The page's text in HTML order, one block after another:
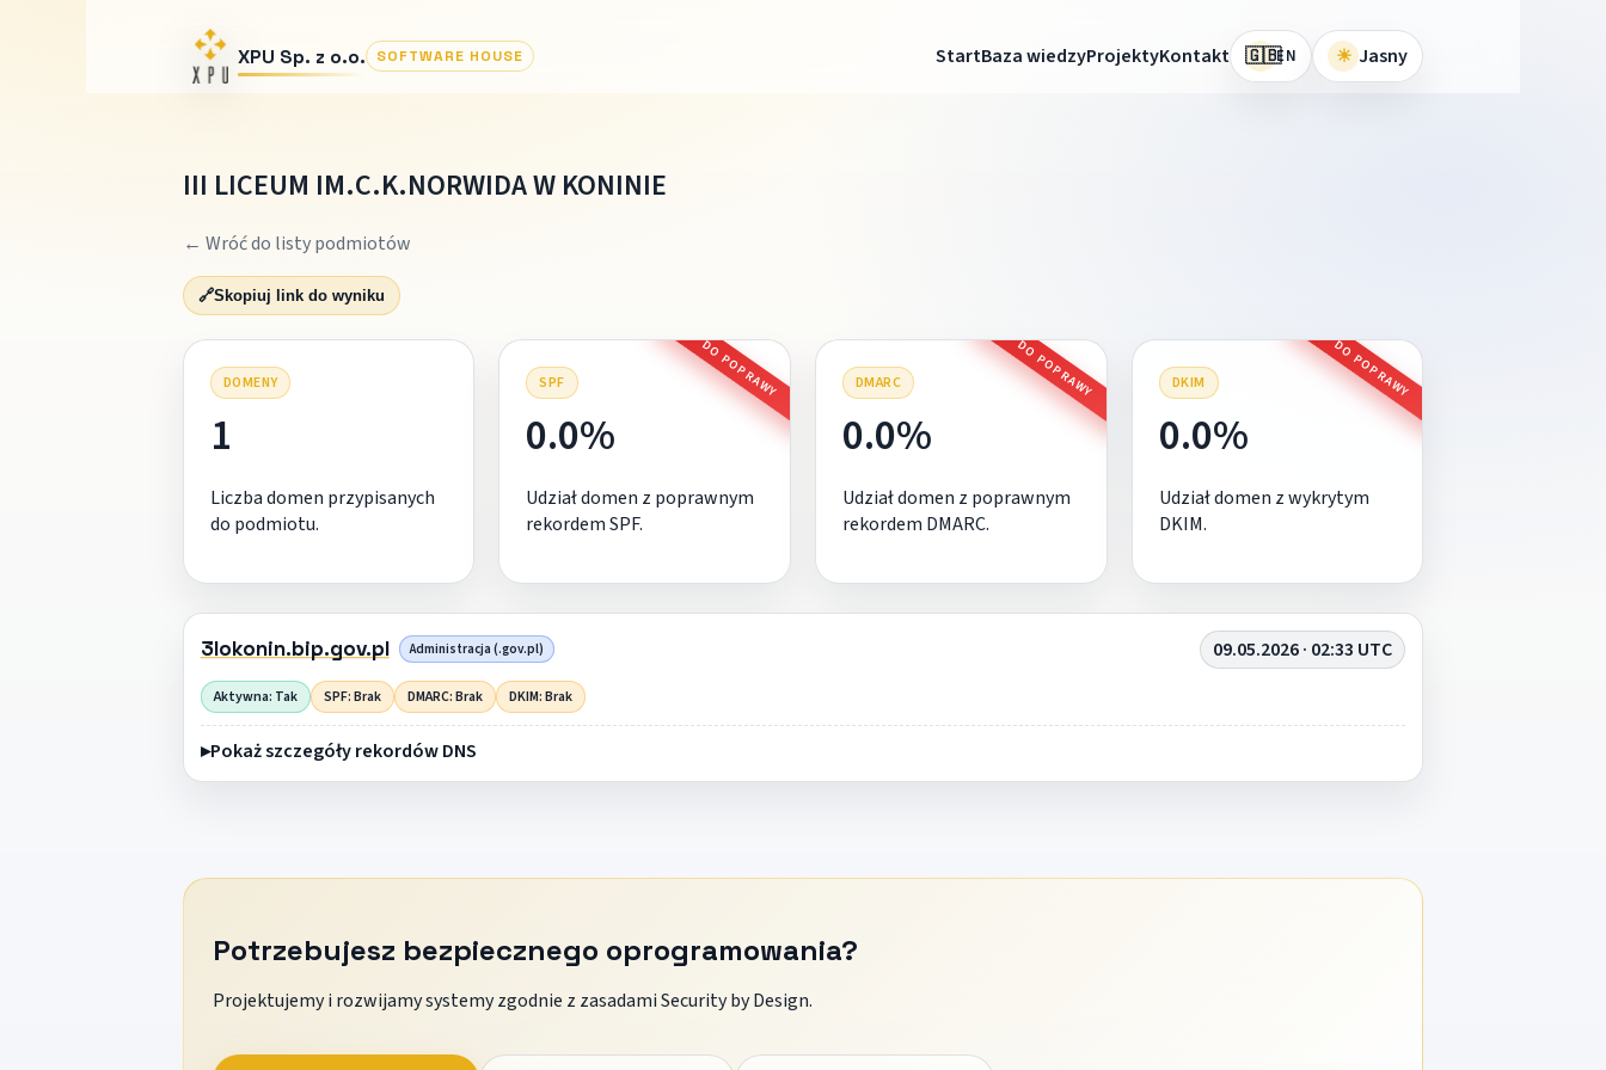
XPU Sp. z o.o. SOFTWARE HOUSE StartBaza wiedzyProjektyKontakt 🇬🇧EN ☀ Jasny
III LICEUM IM.C.K.NORWIDA W KONINIE
← Wróć do listy podmiotów
🔗Skopiuj link do wyniku
DOMENY
1
Liczba domen przypisanych
do podmiotu.
SPF DO POPRAWY
0.0%
Udział domen z poprawnym
rekordem SPF.
DMARC DO POPRAWY
0.0%
Udział domen z poprawnym
rekordem DMARC.
DKIM DO POPRAWY
0.0%
Udział domen z wykrytym
DKIM.
3lokonin.bip.gov.pl Administracja (.gov.pl) 09.05.2026 · 02:33 UTC
Aktywna: Tak SPF: Brak DMARC: Brak DKIM: Brak
Pokaż szczegóły rekordów DNS
Potrzebujesz bezpiecznego oprogramowania?
Projektujemy i rozwijamy systemy zgodnie z zasadami Security by Design.